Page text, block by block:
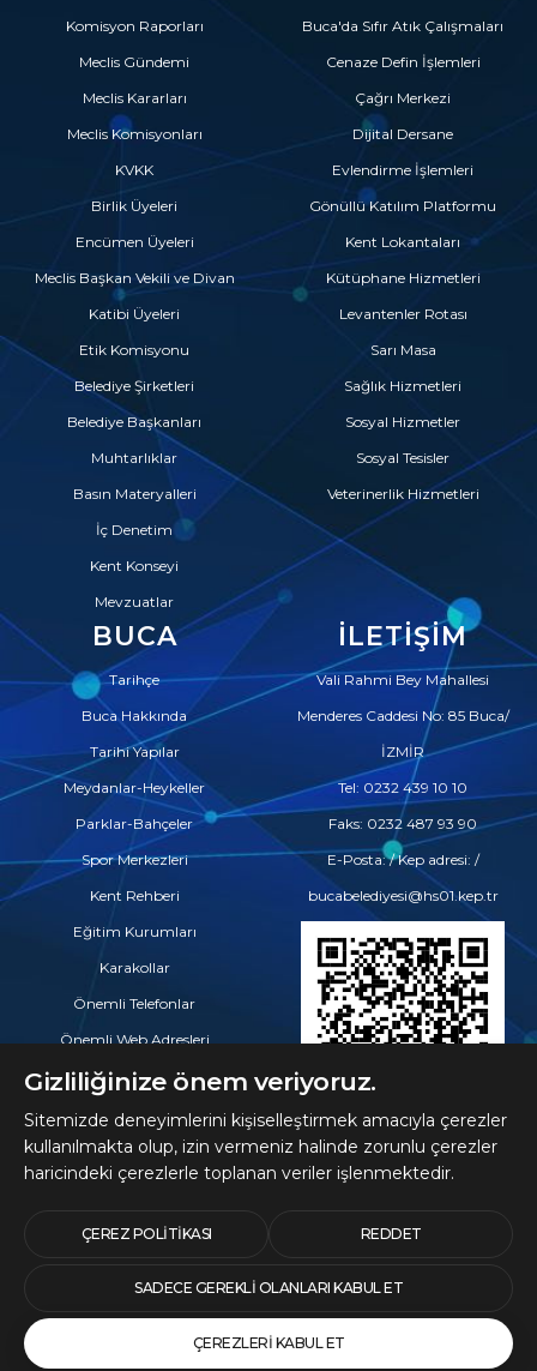
Komisyon Raporları
Meclis Gündemi
Meclis Kararları
Meclis Komisyonları
KVKK
Birlik Üyeleri
Encümen Üyeleri
Meclis Başkan Vekili ve Divan
Katibi Üyeleri
Etik Komisyonu
Belediye Şirketleri
Belediye Başkanları
Muhtarlıklar
Basın Materyalleri
İç Denetim
Kent Konseyi
Mevzuatlar
Buca'da Sıfır Atık Çalışmaları
Cenaze Defin İşlemleri
Çağrı Merkezi
Dijital Dersane
Evlendirme İşlemleri
Gönüllü Katılım Platformu
Kent Lokantaları
Kütüphane Hizmetleri
Levantenler Rotası
Sarı Masa
Sağlık Hizmetleri
Sosyal Hizmetler
Sosyal Tesisler
Veterinerlik Hizmetleri
BUCA
Tarihçe
Buca Hakkında
Tarihi Yapılar
Meydanlar-Heykeller
Parklar-Bahçeler
Spor Merkezleri
Kent Rehberi
Eğitim Kurumları
Karakollar
Önemli Telefonlar
Önemli Web Adresleri
Eczaneler
Hastaneler ve Tıp Merkezleri
İLETIŞIM
Vali Rahmi Bey Mahallesi
Menderes Caddesi No: 85 Buca/
İZMİR
Tel: 0232 439 10 10
Faks: 0232 487 93 90
E-Posta: / Kep adresi: /
bucabelediyesi@hs01.kep.tr
Gizliliğinize önem veriyoruz.
Sitemizde deneyimlerini kişiselleştirmek amacıyla çerezler
kullanılmakta olup, izin vermeniz halinde zorunlu çerezler
haricindeki çerezlerle toplanan veriler işlenmektedir.
ÇEREZ POLITIKASI REDDET
SADECE GEREKLI OLANLARI KABUL ET
ÇEREZLERI KABUL ET